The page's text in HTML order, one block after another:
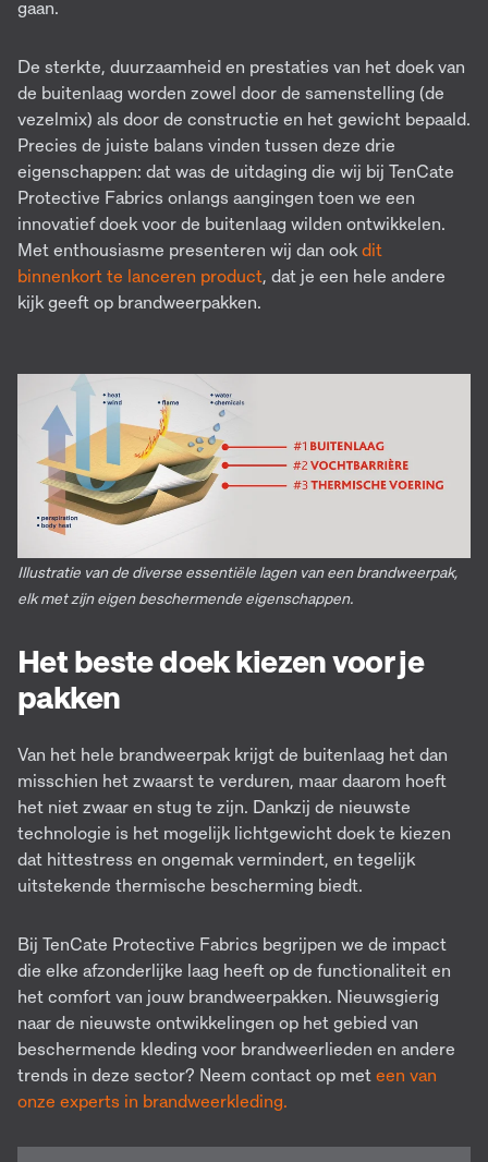
gaan.
De sterkte, duurzaamheid en prestaties van het doek van
de buitenlaag worden zowel door de samenstelling (de
vezelmix) als door de constructie en het gewicht bepaald.
Precies de juiste balans vinden tussen deze drie
eigenschappen: dat was de uitdaging die wij bij TenCate
Protective Fabrics onlangs aangingen toen we een
innovatief doek voor de buitenlaag wilden ontwikkelen.
Met enthousiasme presenteren wij dan ook dit
binnenkort te lanceren product, dat je een hele andere
kijk geeft op brandweerpakken.
Illustratie van de diverse essentiële lagen van een brandweerpak,
elk met zijn eigen beschermende eigenschappen.
Het beste doek kiezen voor je
pakken
Van het hele brandweerpak krijgt de buitenlaag het dan
misschien het zwaarst te verduren, maar daarom hoeft
het niet zwaar en stug te zijn. Dankzij de nieuwste
technologie is het mogelijk lichtgewicht doek te kiezen
dat hittestress en ongemak vermindert, en tegelijk
uitstekende thermische bescherming biedt.
Bij TenCate Protective Fabrics begrijpen we de impact
die elke afzonderlijke laag heeft op de functionaliteit en
het comfort van jouw brandweerpakken. Nieuwsgierig
naar de nieuwste ontwikkelingen op het gebied van
beschermende kleding voor brandweerlieden en andere
trends in deze sector? Neem contact op met een van
onze experts in brandweerkleding.